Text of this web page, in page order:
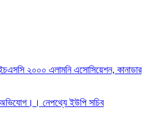
২০০০ এলামনি এসোসিয়েশন, কানাডার
অভিযোগ।। নেপথ্যে ইউপি সচিব